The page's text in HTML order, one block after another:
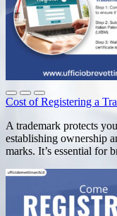
Cost of Registering a
A trademark protects
establishing ownership
marks. It’s essential for